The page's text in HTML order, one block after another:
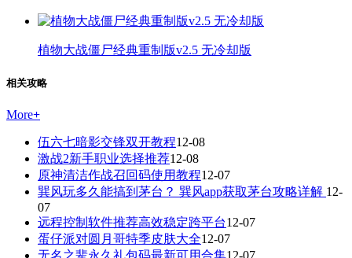
植物大战僵尸经典重制版v2.5 无冷却版
相关攻略
More+
伍六七暗影交锋双开教程12-08
激战2新手职业选择推荐12-08
原神清洁作战召回码使用教程12-07
巽风玩多久能搞到茅台？ 巽风app获取茅台攻略详解 12-
07
远程控制软件推荐高效稳定跨平台12-07
蛋仔派对圆月哥特季皮肤大全12-07